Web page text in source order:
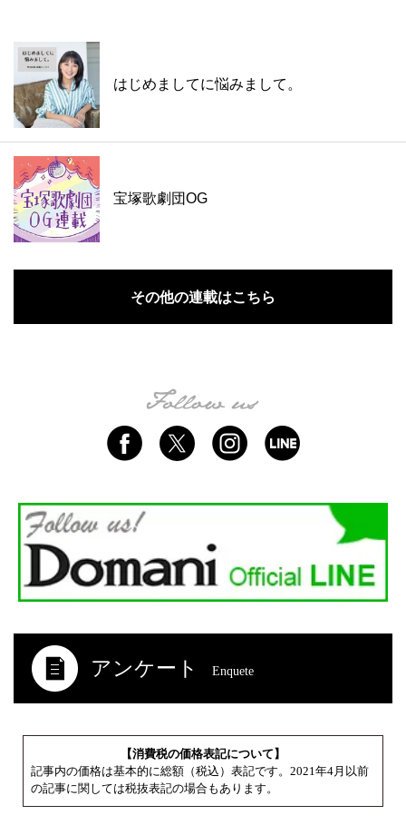
はじめましてに悩みまして。
宝塚歌劇団OG
その他の連載はこちら
アンケート Enquete
【消費税の価格表記について】
記事内の価格は基本的に総額（税込）表記です。2021年4月以前
の記事に関しては税抜表記の場合もあります。